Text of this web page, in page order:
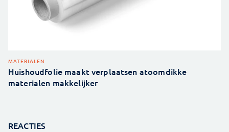
MATERIALEN
Huishoudfolie maakt verplaatsen atoomdikke
materialen makkelijker
REACTIES